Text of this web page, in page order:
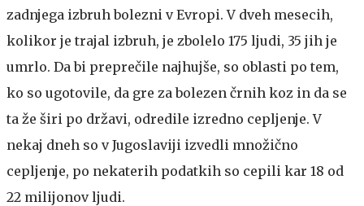
zadnjega izbruh bolezni v Evropi. V dveh mesecih,
kolikor je trajal izbruh, je zbolelo 175 ljudi, 35 jih je
umrlo. Da bi preprečile najhujše, so oblasti po tem,
ko so ugotovile, da gre za bolezen črnih koz in da se
ta že širi po državi, odredile izredno cepljenje. V
nekaj dneh so v Jugoslaviji izvedli množično
cepljenje, po nekaterih podatkih so cepili kar 18 od
22 milijonov ljudi.